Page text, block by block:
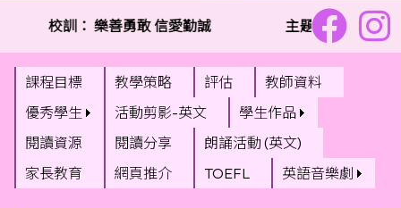
校訓： 樂善勇敢 信愛勤誠 主題金句：「兩
課程目標 教學策略 評估
教師資料
優秀學生
活動剪影-英文
學生作品
閱讀資源
閱讀分享
朗誦活動 (英文)
家長教育
網頁推介 TOEFL 英語音樂劇